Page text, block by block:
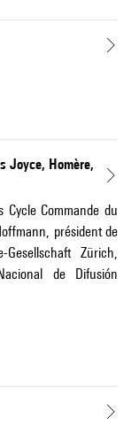
Joyce, Homère,
Cycle Commande du
président de
Zürich,
de Difusión